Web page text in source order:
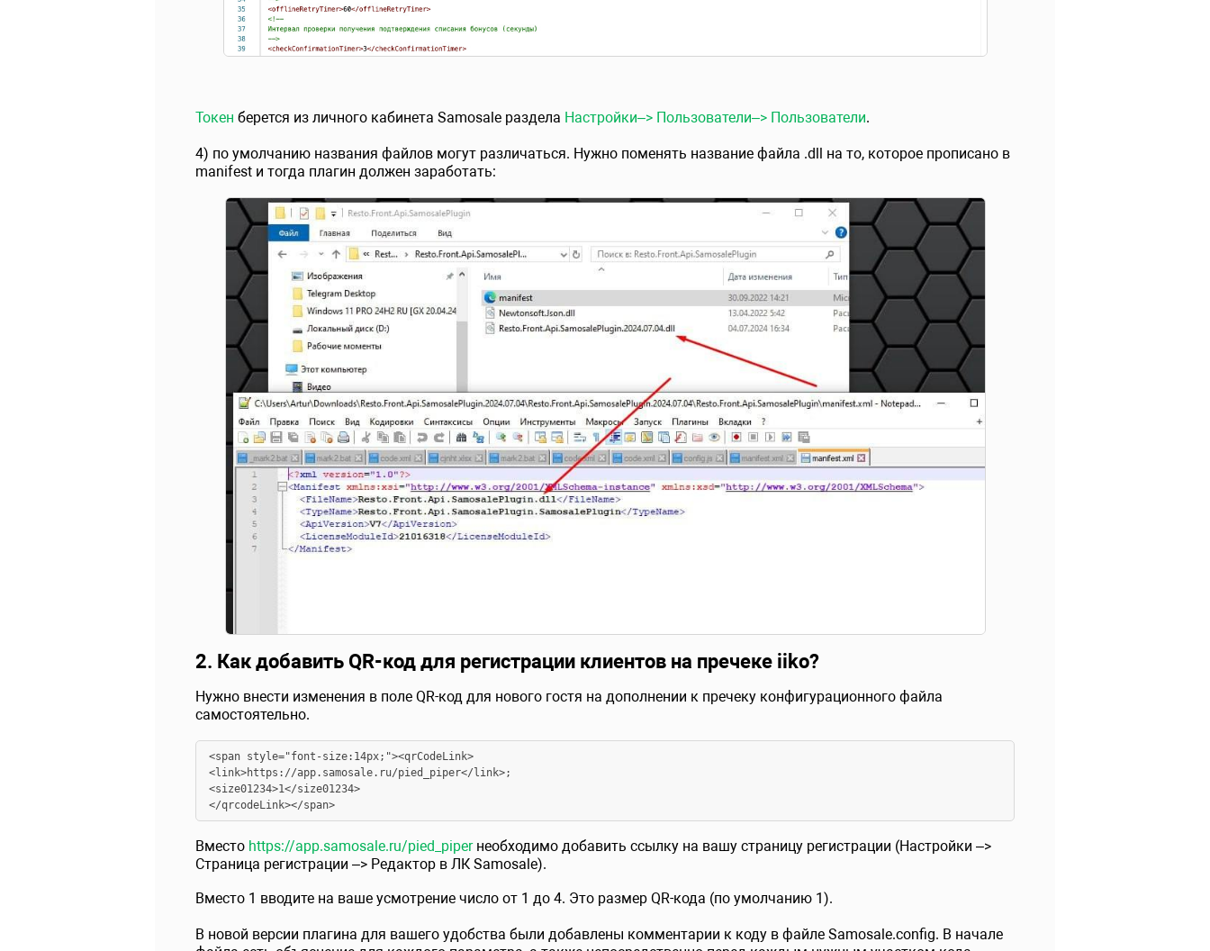
Токен берется из личного кабинета Samosale раздела Настройки–> Пользователи–> Пользователи.
4) по умолчанию названия файлов могут различаться. Нужно поменять название файла .dll на то, которое прописано в
manifest и тогда плагин должен заработать:
2. Как добавить QR-код для регистрации клиентов на пречеке iiko?
Нужно внести изменения в поле QR-код для нового гостя на дополнении к пречеку конфигурационного файла
самостоятельно.
<span style="font-size:14px;"><qrCodeLink>
<link>https://app.samosale.ru/pied_piper</link>;
<size01234>1</size01234>
</qrcodeLink></span>
Вместо https://app.samosale.ru/pied_piperнеобходимо добавить ссылку на вашу страницу регистрации (Настройки –>
Страница регистрации –> Редактор в ЛК Samosale).
Вместо 1 вводите на ваше усмотрение число от 1 до 4. Это размер QR-кода (по умолчанию 1).
В новой версии плагина для вашего удобства были добавлены комментарии к коду в файле Samosale.config. В начале